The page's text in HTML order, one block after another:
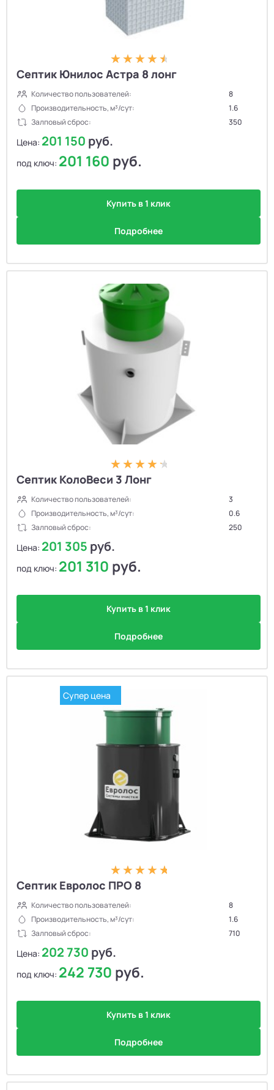
Септик Юнилос Астра 8 лонг
Количество пользователей:
8
Производительность, м³/сут:
1.6
Залповый сброс:
350
Цена: 201 150 руб.
под ключ: 201 160 руб.
Купить в 1 клик
Подробнее
Септик КолоВеси 3 Лонг
Количество пользователей:
3
Производительность, м³/сут:
0.6
Залповый сброс:
250
Цена: 201 305 руб.
под ключ: 201 310 руб.
Купить в 1 клик
Подробнее
Супер цена
Септик Евролос ПРО 8
Количество пользователей:
8
Производительность, м³/сут:
1.6
Залповый сброс:
710
Цена: 202 730 руб.
под ключ: 242 730 руб.
Купить в 1 клик
Подробнее